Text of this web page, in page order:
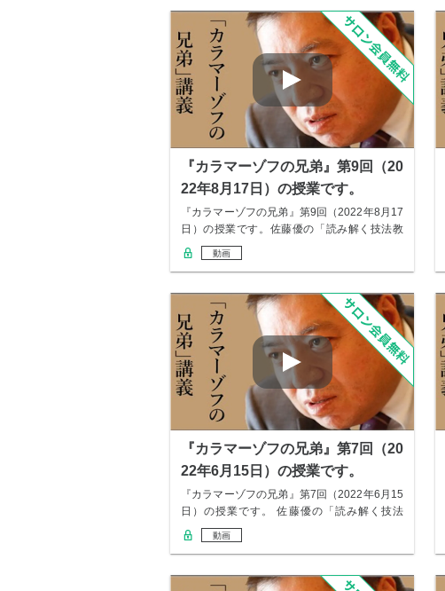
『カラマーゾフの兄弟』第9回（20
22年8月17日）の授業です。
『カラマーゾフの兄弟』第9回（2022年8月17
日）の授業です。佐藤優の「読み解く技法教
室…
動画
『カラマーゾフの兄弟』第7回（20
22年6月15日）の授業です。
『カラマーゾフの兄弟』第7回（2022年6月15
日）の授業です。 佐藤優の「読み解く技法
教…
動画